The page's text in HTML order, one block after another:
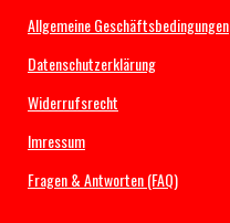
b
o
a
r
m
u
e
s
Allgemeine Geschäftsbedingungen
Datenschutzerklärung
Widerrufsrecht
Imressum
Fragen & Antworten (FAQ)